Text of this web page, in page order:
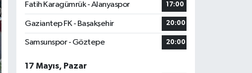
Fatih Karagümrük - Alanyaspor
17:00
Gaziantep FK - Başakşehir 20:00
Samsunspor - Göztepe 20:00
17 Mayıs, Pazar